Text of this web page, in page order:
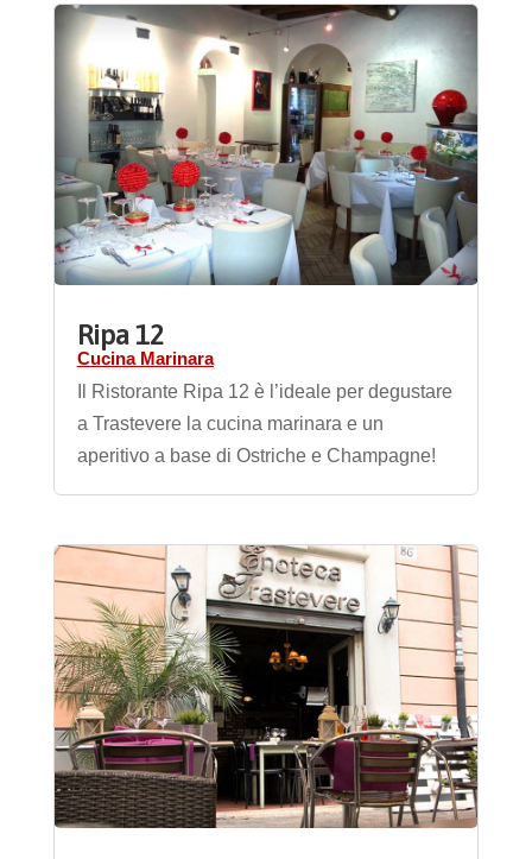
Ripa 12
Cucina Marinara
Il Ristorante Ripa 12 è l’ideale per degustare
a Trastevere la cucina marinara e un
aperitivo a base di Ostriche e Champagne!